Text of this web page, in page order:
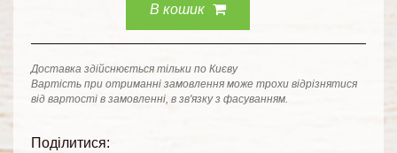
В кошик
Доставка здійснюється тільки по Києву
Вартість при отриманні замовлення може трохи відрізнятися
від вартості в замовленні, в зв'язку з фасуванням.
Поділитися: